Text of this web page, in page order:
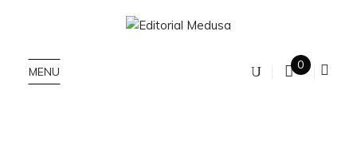
MENU 0